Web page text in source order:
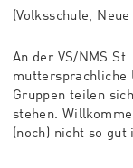
(Volksschule,
An der VS/NMS
muttersprachliche
Gruppen teilen
stehen.
(noch) nicht so gut